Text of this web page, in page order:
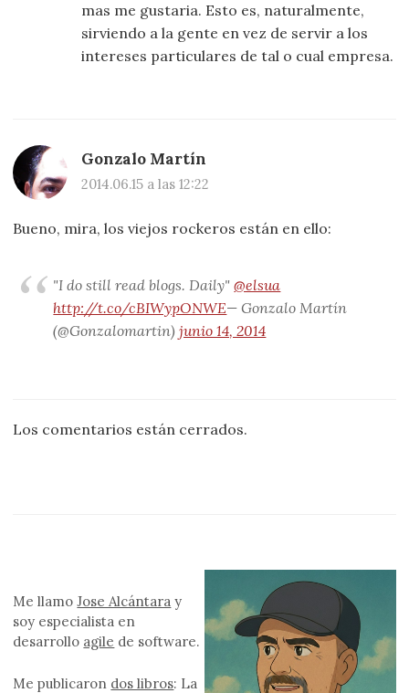
mas me gustaria. Esto es, naturalmente,
sirviendo a la gente en vez de servir a los
intereses particulares de tal o cual empresa.
Gonzalo Martín
2014.06.15 a las 12:22
Bueno, mira, los viejos rockeros están en ello:
"I do still read blogs. Daily"@elsua
http://t.co/cBIWypONWE— Gonzalo Martín
(@Gonzalomartin)junio 14, 2014
Los comentarios están cerrados.
Me llamoJose Alcántara y
soy especialista en
desarrollo agile de software.
Me publicaron dos libros: La